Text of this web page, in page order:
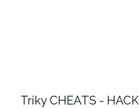
Triky CHEATS -